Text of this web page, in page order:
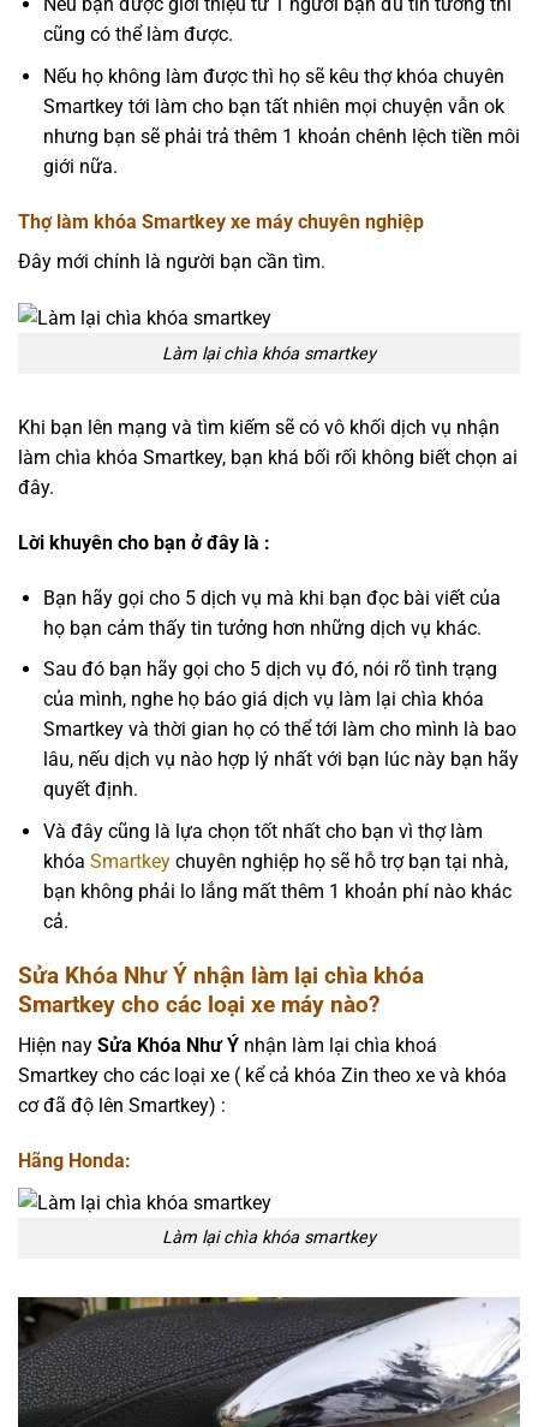
Nếu bạn được giới thiệu từ 1 người bạn đủ tin tưởng thì
cũng có thể làm được.
Nếu họ không làm được thì họ sẽ kêu thợ khóa chuyên
Smartkey tới làm cho bạn tất nhiên mọi chuyện vẫn ok
nhưng bạn sẽ phải trả thêm 1 khoản chênh lệch tiền môi
giới nữa.
Thợ làm khóa Smartkey xe máy chuyên nghiệp
Đây mới chính là người bạn cần tìm.
Làm lại chìa khóa smartkey
Khi bạn lên mạng và tìm kiếm sẽ có vô khối dịch vụ nhận
làm chìa khóa Smartkey, bạn khá bối rối không biết chọn ai
đây.
Lời khuyên cho bạn ở đây là :
Bạn hãy gọi cho 5 dịch vụ mà khi bạn đọc bài viết của
họ bạn cảm thấy tin tưởng hơn những dịch vụ khác.
Sau đó bạn hãy gọi cho 5 dịch vụ đó, nói rõ tình trạng
của mình, nghe họ báo giá dịch vụ làm lại chìa khóa
Smartkey và thời gian họ có thể tới làm cho mình là bao
lâu, nếu dịch vụ nào hợp lý nhất với bạn lúc này bạn hãy
quyết định.
Và đây cũng là lựa chọn tốt nhất cho bạn vì thợ làm
khóa Smartkeychuyên nghiệp họ sẽ hỗ trợ bạn tại nhà,
bạn không phải lo lắng mất thêm 1 khoản phí nào khác
cả.
Sửa Khóa Như Ý nhận làm lại chìa khóa
Smartkey cho các loại xe máy nào?
Hiện nay Sửa Khóa Như Ý nhận làm lại chìa khoá
Smartkey cho các loại xe ( kể cả khóa Zin theo xe và khóa
cơ đã độ lên Smartkey) :
Hãng Honda:
Làm lại chìa khóa smartkey